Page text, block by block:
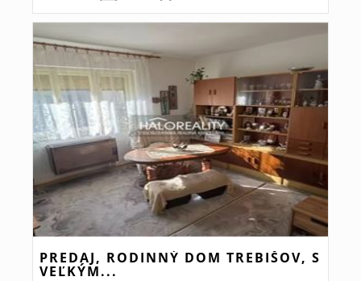
PREDAJ, RODINNÝ DOM TREBIŠOV, S
VEĽKÝM...